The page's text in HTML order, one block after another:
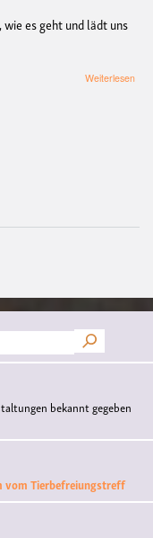
es geht und lädt uns
Weiterlesen
bekannt gegeben
vom Tierbefreiungstreff